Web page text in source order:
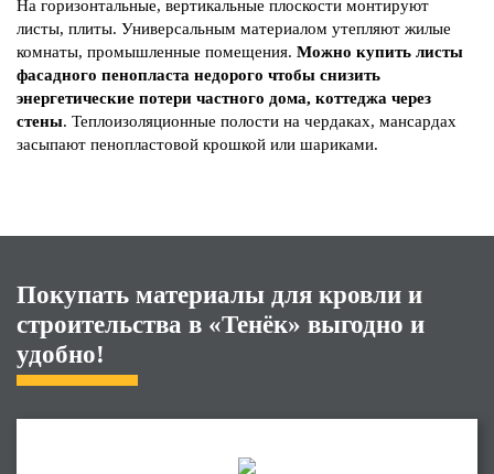
На горизонтальные, вертикальные плоскости монтируют
листы, плиты. Универсальным материалом утепляют жилые
комнаты, промышленные помещения. Можно купить листы
фасадного пенопласта недорого чтобы снизить
энергетические потери частного дома, коттеджа через
стены. Теплоизоляционные полости на чердаках, мансардах
засыпают пенопластовой крошкой или шариками.
Покупать материалы для кровли и
строительства в «Тенёк» выгодно и
удобно!